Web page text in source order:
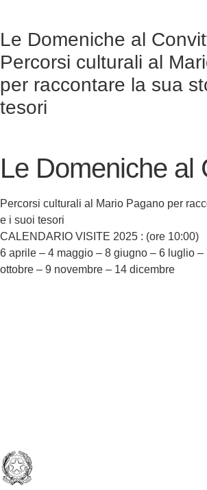
Le Domeniche al
Percorsi culturali al
per raccontare la sua
tesori
Le Domeniche al
Percorsi culturali al Mario Pagano per
e i suoi tesori
CALENDARIO VISITE 2025 : (ore 10:00)
6 aprile – 4 maggio – 8 giugno – 6 luglio –
ottobre – 9 novembre – 14 dicembre